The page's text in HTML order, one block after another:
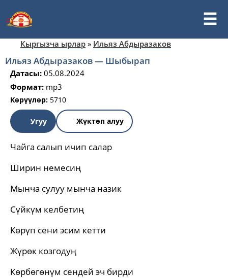
Кыргызча ырлар » Ильяз Абдыразаков
Ильяз Абдыразаков — Шыбырап
Датасы: 05.08.2024
Формат: mp3
Көрүүлөр: 5710
Угуу Жүктөп алуу
Чайга салып ичип салар
Ширин немесиң
Мынча сулуу мынча назик
Сүйкүм келбетиң
Көрүп сени эсим кетти
Жүрөк козгодуң
Көрбөгөнүм сендей эч бирди